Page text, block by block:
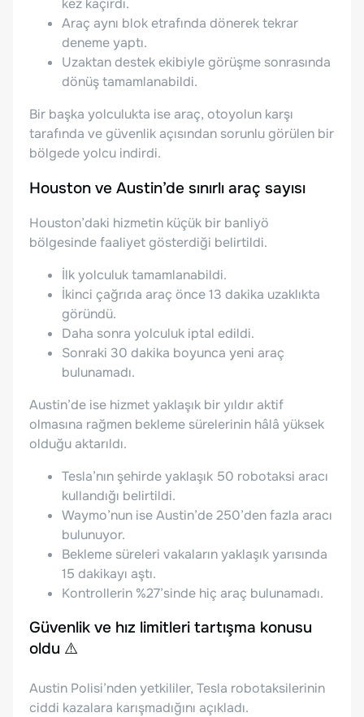
kez kaçırdı.
Araç aynı blok etrafında dönerek tekrar
deneme yaptı.
Uzaktan destek ekibiyle görüşme sonrasında
dönüş tamamlanabildi.
Bir başka yolculukta ise araç, otoyolun karşı
tarafında ve güvenlik açısından sorunlu görülen bir
bölgede yolcu indirdi.
Houston ve Austin’de sınırlı araç sayısı
Houston’daki hizmetin küçük bir banliyö
bölgesinde faaliyet gösterdiği belirtildi.
İlk yolculuk tamamlanabildi.
İkinci çağrıda araç önce 13 dakika uzaklıkta
göründü.
Daha sonra yolculuk iptal edildi.
Sonraki 30 dakika boyunca yeni araç
bulunamadı.
Austin’de ise hizmet yaklaşık bir yıldır aktif
olmasına rağmen bekleme sürelerinin hâlâ yüksek
olduğu aktarıldı.
Tesla’nın şehirde yaklaşık 50 robotaksi aracı
kullandığı belirtildi.
Waymo’nun ise Austin’de 250’den fazla aracı
bulunuyor.
Bekleme süreleri vakaların yaklaşık yarısında
15 dakikayı aştı.
Kontrollerin %27’sinde hiç araç bulunamadı.
Güvenlik ve hız limitleri tartışma konusu
oldu ⚠️
Austin Polisi’nden yetkililer, Tesla robotaksilerinin
ciddi kazalara karışmadığını açıkladı.